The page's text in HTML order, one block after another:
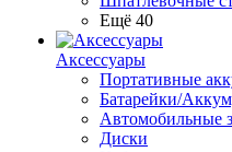
Ещё 40
Аксессуары
Портативные
Батарейки/
Автомобильные
Диски